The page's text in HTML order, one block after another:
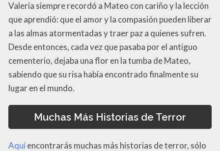
Valeria siempre recordó a Mateo con cariño y la lección
que aprendió: que el amor y la compasión pueden liberar
a las almas atormentadas y traer paz a quienes sufren.
Desde entonces, cada vez que pasaba por el antiguo
cementerio, dejaba una flor en la tumba de Mateo,
sabiendo que su risa había encontrado finalmente su
lugar en el mundo.
Muchas Más Historias de Terror
Aquíencontrarás muchas más historias de terror, sólo